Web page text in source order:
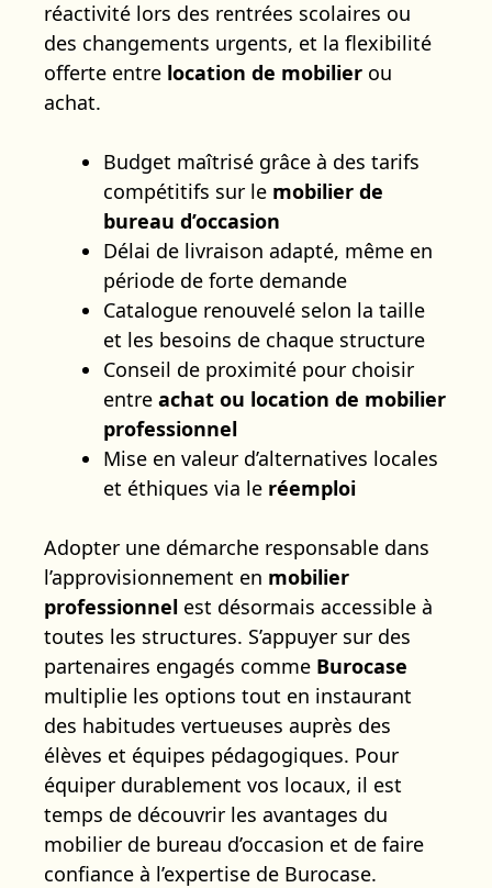
réactivité lors des rentrées scolaires ou
des changements urgents, et la flexibilité
offerte entre location de mobilier ou
achat.
Budget maîtrisé grâce à des tarifs
compétitifs sur le mobilier de
bureau d’occasion
Délai de livraison adapté, même en
période de forte demande
Catalogue renouvelé selon la taille
et les besoins de chaque structure
Conseil de proximité pour choisir
entre achat ou location de mobilier
professionnel
Mise en valeur d’alternatives locales
et éthiques via le réemploi
Adopter une démarche responsable dans
l’approvisionnement en mobilier
professionnel est désormais accessible à
toutes les structures. S’appuyer sur des
partenaires engagés comme Burocase
multiplie les options tout en instaurant
des habitudes vertueuses auprès des
élèves et équipes pédagogiques. Pour
équiper durablement vos locaux, il est
temps de découvrir les avantages du
mobilier de bureau d’occasion et de faire
confiance à l’expertise de Burocase.